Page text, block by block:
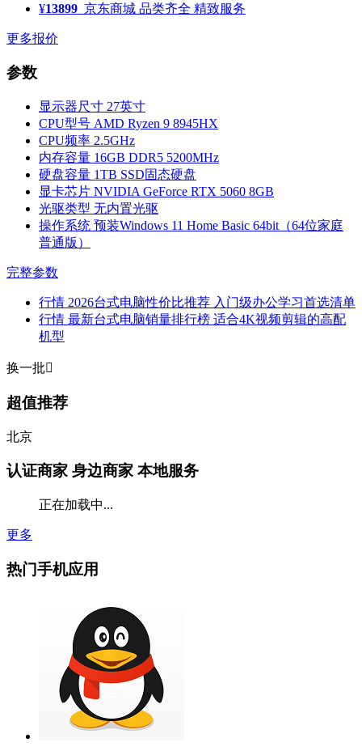
¥13899 京东商城 品类齐全 精致服务
更多报价
参数
显示器尺寸 27英寸
CPU型号 AMD Ryzen 9 8945HX
CPU频率 2.5GHz
内存容量 16GB DDR5 5200MHz
硬盘容量 1TB SSD固态硬盘
显卡芯片 NVIDIA GeForce RTX 5060 8GB
光驱类型 无内置光驱
操作系统 预装Windows 11 Home Basic 64bit（64位家庭
普通版）
完整参数
行情 2026台式电脑性价比推荐 入门级办公学习首选清单
行情 最新台式电脑销量排行榜 适合4K视频剪辑的高配
机型
换一批
超值推荐
北京
认证商家 身边商家 本地服务
正在加载中...
更多
热门手机应用